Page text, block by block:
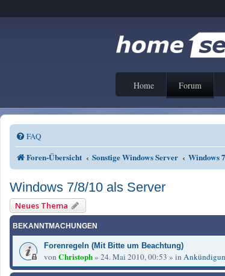
Home Forum
FAQ
Foren-Übersicht Sonstige Windows Server Windows
Windows 7/8/10 als Server
Neues Thema
BEKANNTMACHUNGEN
Forenregeln (Mit Bitte um Beachtung)
von Christoph» 24. Mai 2010, 00:53 » in